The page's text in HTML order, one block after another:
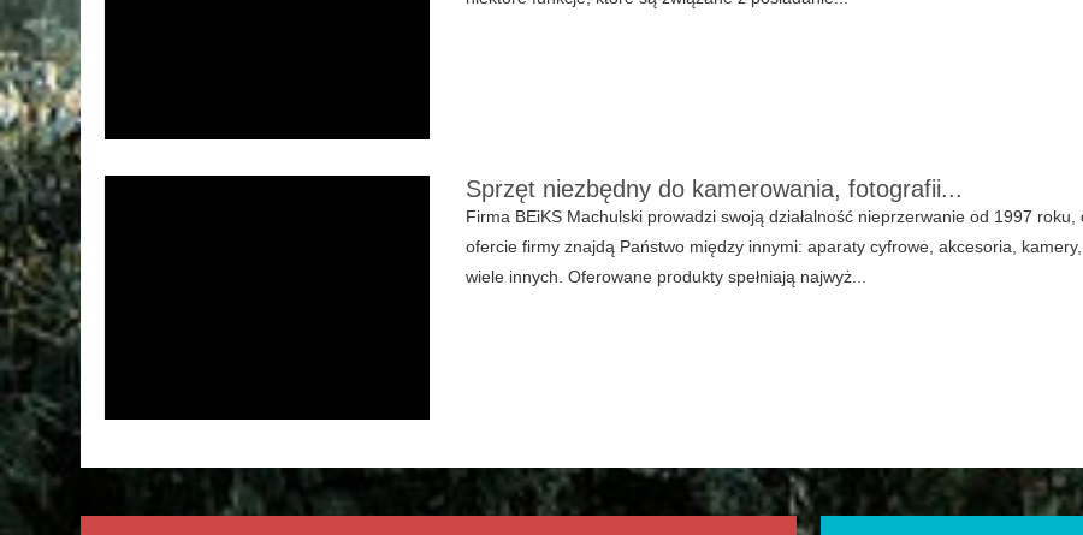
Sprzęt niezbędny do kamerowania, fotografii...
Firma BEiKS Machulski prowadzi swoją działalność nieprzerwanie od 1997
ofercie firmy znajdą Państwo między innymi: aparaty cyfrowe, akcesoria,
wiele innych. Oferowane produkty spełniają najwyż...